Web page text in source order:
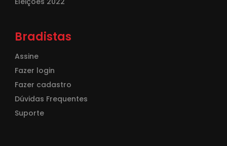
Bradistas
Assine
Fazer login
Fazer cadastro
Dúvidas Frequentes
Suporte